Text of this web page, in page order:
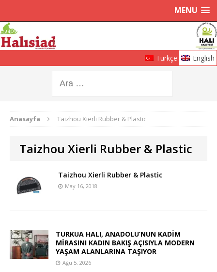
MENU
Türkçe English
Anasayfa Taizhou Xierli Rubber & Plastic
Taizhou Xierli Rubber & Plastic
Taizhou Xierli Rubber & Plastic
May 16, 2018
TURKUA HALI, ANADOLU’NUN KADİM
MİRASINI KADIN BAKIŞ AÇISIYLA MODERN
YAŞAM ALANLARINA TAŞIYOR
Ağu 5, 2026